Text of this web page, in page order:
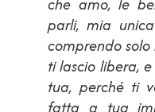
che amo, le
parli, mia
comprendo
ti lascio libera,
tua, perché ti
fatta a tua